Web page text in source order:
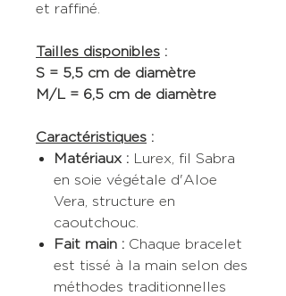
et raffiné.
Tailles disponibles :
S = 5,5 cm de diamètre
M/L = 6,5 cm de diamètre
Caractéristiques :
Matériaux : Lurex, fil Sabra
en soie végétale d'Aloe
Vera, structure en
caoutchouc.
Fait main : Chaque bracelet
est tissé à la main selon des
méthodes traditionnelles